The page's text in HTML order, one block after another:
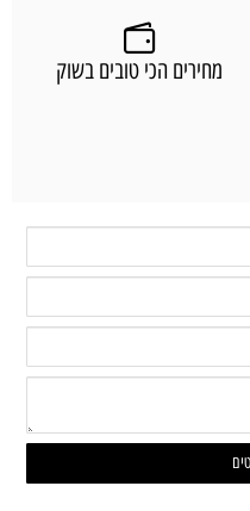
מחירים הכי טובים בשוק